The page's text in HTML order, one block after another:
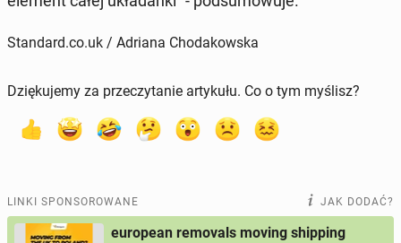
Standard.co.uk / Adriana Chodakowska
Dziękujemy za przeczytanie artykułu. Co o tym myślisz?
LINKI SPONSOROWANE JAK DODAĆ?
european removals moving shipping